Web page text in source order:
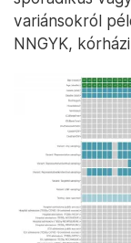
variánsokról
NNGYK,